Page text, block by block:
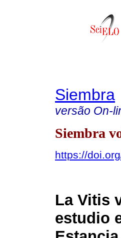
Siembra
versão On-
Siembra
https://
La Vitis
estudio